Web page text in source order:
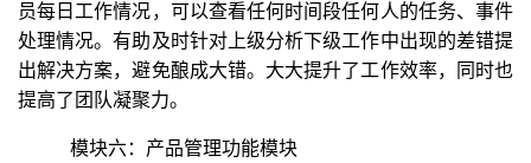
员每日工作情况，可以查看任何时间段任何人的任务、事件
处理情况。有助及时针对上级分析下级工作中出现的差错提
出解决方案，避免酿成大错。大大提升了工作效率，同时也
提高了团队凝聚力。
模块六：产品管理功能模块